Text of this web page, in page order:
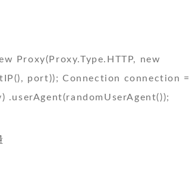
Proxy(Proxy.Type.HTTP, new
port)); Connection connection =
.userAgent(randomUserAgent());